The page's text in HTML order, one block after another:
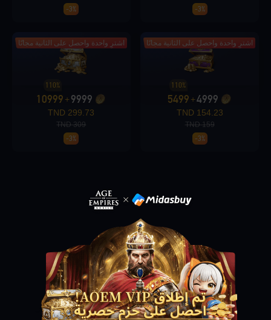
Loading...
Loading...
Loading...
-3%
-3%
اشترِ واحدة واحصل على الثانية مجانًا
4999
+
5499
110%
154.23 TND
159 TND
-3%
اشترِ واحدة واحصل على الثانية مجانًا
9999
+
10999
110%
299.73 TND
309 TND
-3%